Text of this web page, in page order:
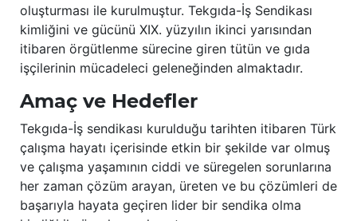
oluşturması ile kurulmuştur. Tekgıda-İş Sendikası
kimliğini ve gücünü XIX. yüzyılın ikinci yarısından
itibaren örgütlenme sürecine giren tütün ve gıda
işçilerinin mücadeleci geleneğinden almaktadır.
Amaç ve Hedefler
Tekgıda-İş sendikası kurulduğu tarihten itibaren Türk
çalışma hayatı içerisinde etkin bir şekilde var olmuş
ve çalışma yaşamının ciddi ve süregelen sorunlarına
her zaman çözüm arayan, üreten ve bu çözümleri de
başarıyla hayata geçiren lider bir sendika olma